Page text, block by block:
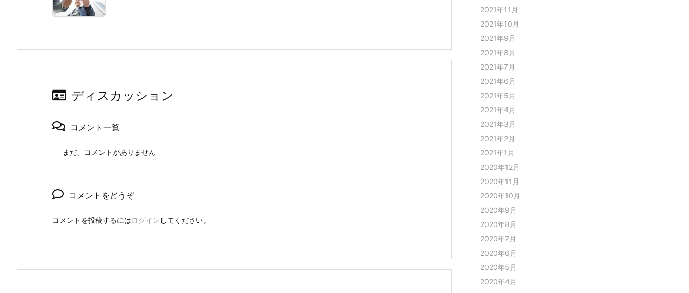
ディスカッション
コメント一覧
まだ、コメントがありません
コメントをどうぞ
コメントを投稿するにはログイン してください。
2021年11月
2021年10月
2021年9月
2021年8月
2021年7月
2021年6月
2021年5月
2021年4月
2021年3月
2021年2月
2021年1月
2020年12月
2020年11月
2020年10月
2020年9月
2020年8月
2020年7月
2020年6月
2020年5月
2020年4月